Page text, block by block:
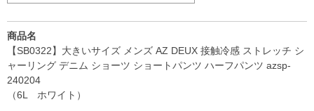
商品名
【SB0322】大きいサイズ メンズ AZ DEUX 接触冷感 ストレッチ シ
ャーリング デニム ショーツ ショートパンツ ハーフパンツ azsp-
240204
（6L ホワイト）